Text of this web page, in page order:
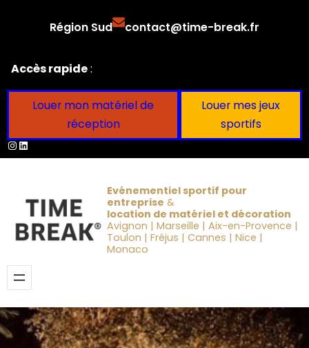
Région Sud contact@time-break.fr
Accès rapide:
Louer mon matériel de
réception
Louer mes jeux
sportifs
Instagram
LinkedIn
Evénementiel sportif pour
entreprise &
location de matériel et décoration
Avignon | Marseille | Aix-en-Provence |
Toulon | Fréjus | Cannes | Nice |
Monaco